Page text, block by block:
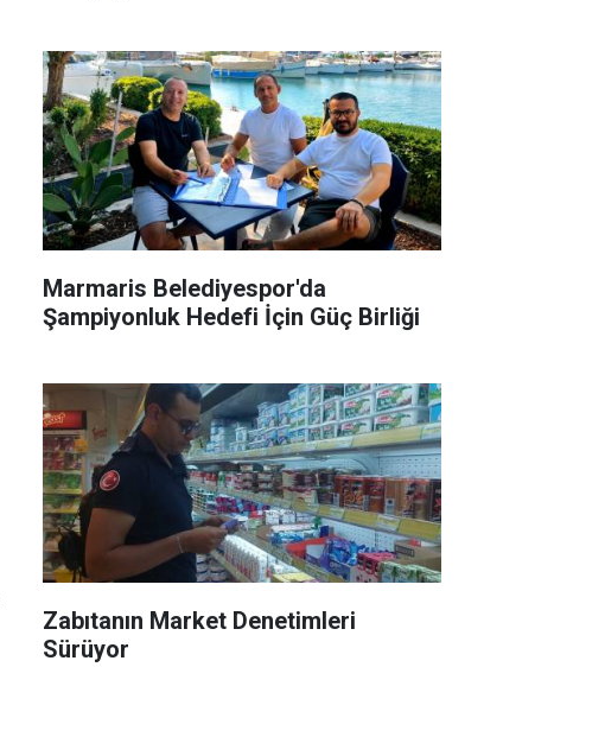
Marmaris Belediyespor'da
Şampiyonluk Hedefi İçin Güç Birliği
Zabıtanın Market Denetimleri
Sürüyor